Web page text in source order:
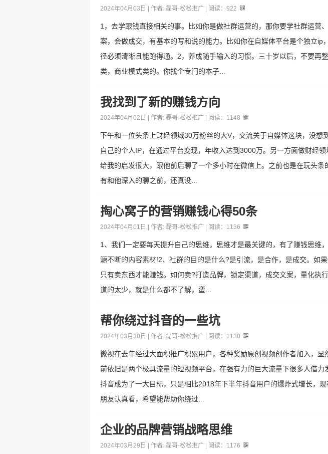
2024年04月03日 | 作者: 磊哥-松松推广 | 阅读： 922
1，去学跟钱直接相关的事。比如你是做社群运营的，那你要学社群运营
案，会做成交，有基本的写和说的能力。比如你在自媒体平台是个独立
径必须清晰且能跑得通。2，养成随手输入的习惯。三十岁以后，不要再
类，商业模式类的。你找个专门的本子...
我找到了新的赚钱方向
2024年04月02日 | 作者: 磊哥-松松推广 | 阅读： 1148
下午和一位头条上财经领域30万粉丝的大V，交流关于自媒体这块，没
自己的个人IP，在通过平台变现，年收入达到3000万。另一方面做财经
给我的启发很大，跟他前后聊了一个多小时在微信上。之前也是在玩头
有和他深入的聊之前，还真没...
掏心窝子的营销赚钱心得50条
2024年04月01日 | 作者: 磊哥-松松推广 | 阅读： 1136
1、我们一定要每天提升自己的思维，思维才是最关键的，有了赚钱思维
源不断的内容素材!2、社群的目的是什么?是引流，是合作，是成交。如
只有卖东西才能赚钱。如何卖?打造品牌，锁定渠道，成交文案，量化执
道的太少，就是什么都不了解，蛮...
帮你绕过抖音的一些坑
2024年03月30日 | 作者: 磊哥-松松推广 | 阅读： 1130
微视在去年经过大面积推广积累用户，各种奖励原创视频创作者加入，
前依旧是两个极具流量的短视频平台，在强有力的巨大流量下很多人借
抖音成为了一大目标，只是相比2018年下半年抖音用户的爆炸式增长，
朋友认真看，希望能帮助你绕过...
企业的品牌营销战略思维
2024年03月29日 | 作者: 磊哥-松松推广 | 阅读： 1176